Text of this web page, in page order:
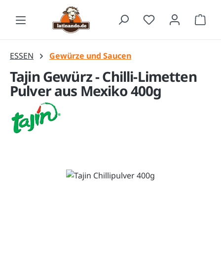
Zum Hauptinhalt springen
ESSEN Gewürze und Saucen
Tajin Gewürz - Chilli-Limetten
Pulver aus Mexiko 400g